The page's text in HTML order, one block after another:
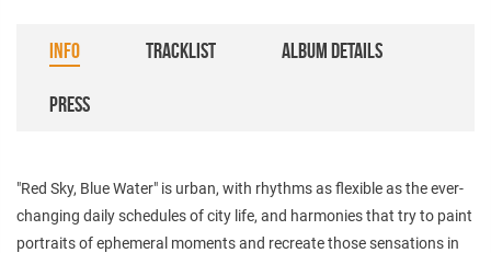
INFO TRACKLIST ALBUM DETAILS
PRESS
"Red Sky, Blue Water" is urban, with rhythms as flexible as the ever-
changing daily schedules of city life, and harmonies that try to paint
portraits of ephemeral moments and recreate those sensations in